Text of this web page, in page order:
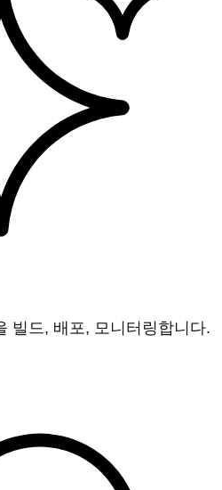
빌드, 배포, 모니터링합니다.